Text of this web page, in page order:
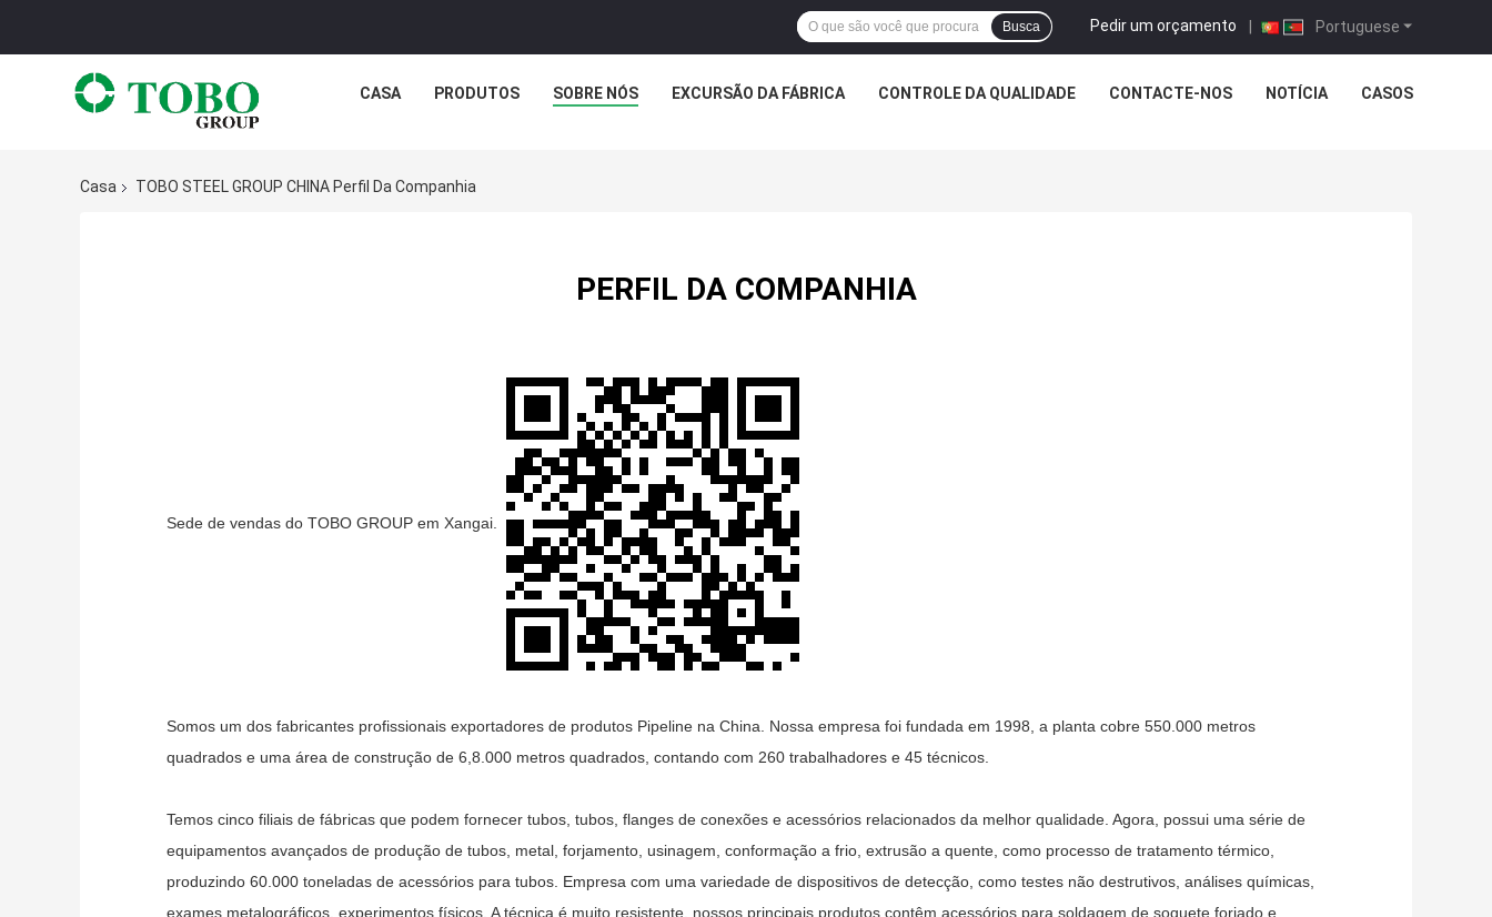
Portuguese
Pedir um orçamento |
Busca
CASA PRODUTOS SOBRE NÓS EXCURSÃO DA FÁBRICA CONTROLE DA QUALIDADE CONTACTE-NOS NOTÍCIA CASOS
Casa TOBO STEEL GROUP CHINA Perfil Da Companhia
PERFIL DA COMPANHIA
Sede de vendas do TOBO GROUP em Xangai.
Somos um dos fabricantes profissionais exportadores de produtos Pipeline na China. Nossa empresa foi fundada em 1998, a planta cobre 550.000 metros
quadrados e uma área de construção de 6,8.000 metros quadrados, contando com 260 trabalhadores e 45 técnicos.
Temos cinco filiais de fábricas que podem fornecer tubos, tubos, flanges de conexões e acessórios relacionados da melhor qualidade. Agora, possui uma série de
equipamentos avançados de produção de tubos, metal, forjamento, usinagem, conformação a frio, extrusão a quente, como processo de tratamento térmico,
produzindo 60.000 toneladas de acessórios para tubos. Empresa com uma variedade de dispositivos de detecção, como testes não destrutivos, análises químicas,
exames metalográficos, experimentos físicos. A técnica é muito resistente, nossos principais produtos contêm acessórios para soldagem de soquete forjado e